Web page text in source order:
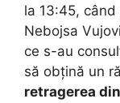
la 13:45,
Nebojsa
ce s-au
să obțină un
retragerea